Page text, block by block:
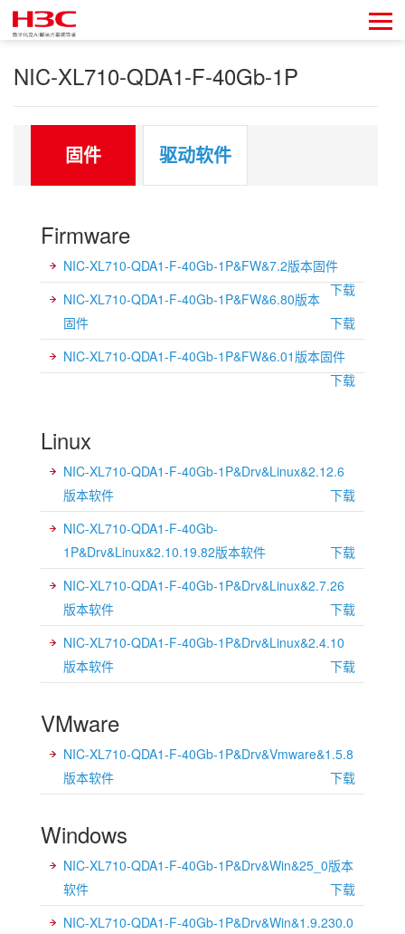
NIC-XL710-QDA1-F-40Gb-1P
固件 驱动软件
Firmware
NIC-XL710-QDA1-F-40Gb-1P&FW&7.2版本固件
下载
NIC-XL710-QDA1-F-40Gb-1P&FW&6.80版本
固件
下载
NIC-XL710-QDA1-F-40Gb-1P&FW&6.01版本固件
下载
Linux
NIC-XL710-QDA1-F-40Gb-1P&Drv&Linux&2.12.6
版本软件
下载
NIC-XL710-QDA1-F-40Gb-
1P&Drv&Linux&2.10.19.82版本软件
下载
NIC-XL710-QDA1-F-40Gb-1P&Drv&Linux&2.7.26
版本软件
下载
NIC-XL710-QDA1-F-40Gb-1P&Drv&Linux&2.4.10
版本软件
下载
VMware
NIC-XL710-QDA1-F-40Gb-1P&Drv&Vmware&1.5.8
版本软件
下载
Windows
NIC-XL710-QDA1-F-40Gb-1P&Drv&Win&25_0版本
软件
下载
NIC-XL710-QDA1-F-40Gb-1P&Drv&Win&1.9.230.0